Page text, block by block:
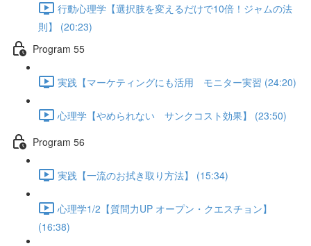
行動心理学【選択肢を変えるだけで10倍！ジャムの法
則】 (20:23)
Program 55
実践【マーケティングにも活用 モニター実習 (24:20)
心理学【やめられない サンクコスト効果】 (23:50)
Program 56
実践【一流のお拭き取り方法】 (15:34)
心理学1/2【質問力UP オープン・クエスチョン】
(16:38)